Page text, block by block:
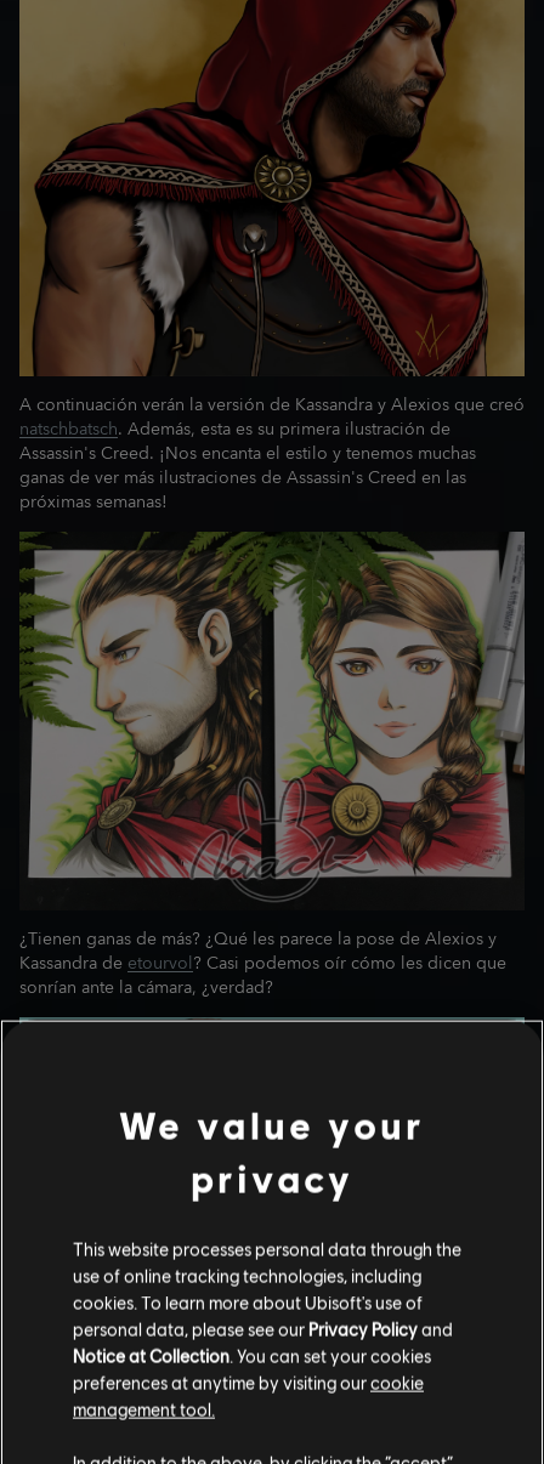
A continuación verán la versión de Kassandra y Alexios que creó
natschbatsch. Además, esta es su primera ilustración de
Assassin's Creed. ¡Nos encanta el estilo y tenemos muchas
ganas de ver más ilustraciones de Assassin's Creed en las
próximas semanas!
¿Tienen ganas de más? ¿Qué les parece la pose de Alexios y
Kassandra de etourvol? Casi podemos oír cómo les dicen que
sonrían ante la cámara, ¿verdad?
Ya que hemos empezado con las fotos de grupo, aquí tienen
una versión de Elise y Arno de Assassin's Creed® Unity que
dibujóbbsketches. ¿No les parece que salen adorables en la
We value your
privacy
This website processes personal data through the
use of online tracking technologies, including
cookies. To learn more about Ubisoft's use of
personal data, please see our Privacy Policyand
Notice at Collection . You can set your cookies
preferences at anytime by visiting ourcookie
management tool.